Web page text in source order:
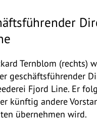
Ternblom (rechts)
geschäftsführender
Fjord Line. Er
künftig andere
übernehmen wird.